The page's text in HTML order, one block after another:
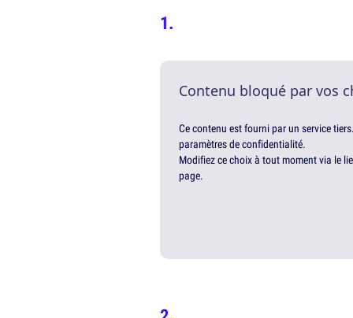
Contenu bloqué par vos
Ce contenu est fourni par un service
paramètres de confidentialité.
Modifiez ce choix à tout moment via le
page.